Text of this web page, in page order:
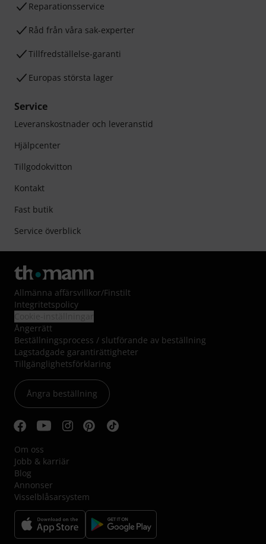
Reparationsservice
Råd från våra sak-experter
Tillfredställelse-garanti
Europas största lager
Service
Leveranskostnader och leveranstid
Hjälpcenter
Tillgodokvitton
Kontakt
Fast butik
Service överblick
Allmänna affärsvillkor/Finstilt
Integritetspolicy
Ångerrätt
Beställningsprocess / slutförande av beställning
Lagstadgade garantirättigheter
Tillgänglighetsförklaring
Ångra beställning
Om oss
Jobb & karriär
Blog
Annonser
Visselblåsarsystem